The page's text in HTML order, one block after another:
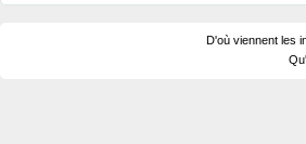
D'où viennent les